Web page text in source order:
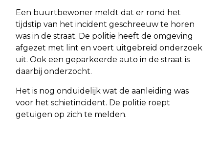
Een buurtbewoner meldt dat er rond het
tijdstip van het incident geschreeuw te horen
was in de straat. De politie heeft de omgeving
afgezet met lint en voert uitgebreid onderzoek
uit. Ook een geparkeerde auto in de straat is
daarbij onderzocht.
Het is nog onduidelijk wat de aanleiding was
voor het schietincident. De politie roept
getuigen op zich te melden.